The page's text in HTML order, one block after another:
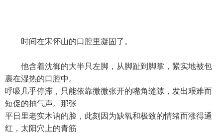
时间在宋怀山的口腔里凝固了。
他含着沈御的大半只左脚，从脚趾到脚掌，紧实地被包
裹在湿热的口腔中。
呼吸几乎停滞，只能依靠微微张开的嘴角缝隙，发出艰难而
短促的抽气声。那张
平日里老实木讷的脸，此刻因为缺氧和极致的情绪而涨得通
红，太阳穴上的青筋